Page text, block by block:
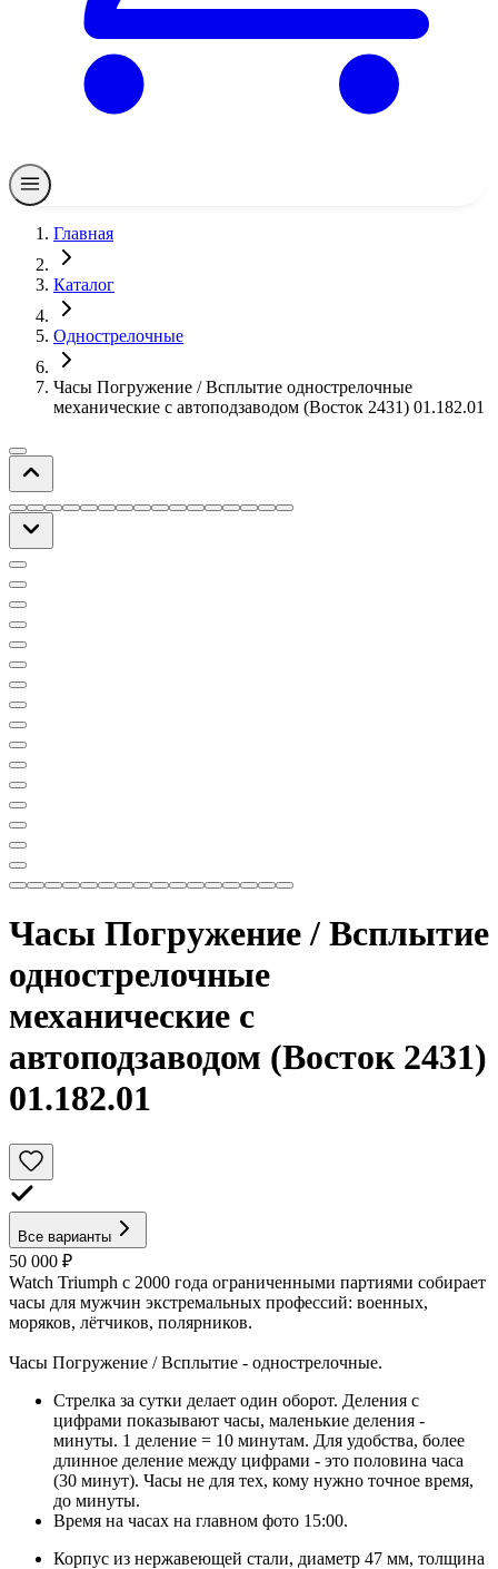
Главная
Каталог
Однострелочные
Часы Погружение / Всплытие однострелочные
механические с автоподзаводом (Восток 2431) 01.182.01
Часы Погружение / Всплытие
однострелочные
механические с
автоподзаводом (Восток 2431)
01.182.01
Все варианты
50 000 ₽
Watch Triumph с 2000 года ограниченными партиями собирает
часы для мужчин экстремальных профессий: военных,
моряков, лётчиков, полярников.
Часы Погружение / Всплытие - однострелочные.
Стрелка за сутки делает один оборот. Деления с
цифрами показывают часы, маленькие деления -
минуты. 1 деление = 10 минутам. Для удобства, более
длинное деление между цифрами - это половина часа
(30 минут). Часы не для тех, кому нужно точное время,
до минуты.
Время на часах на главном фото 15:00.
Корпус из нержавеющей стали, диаметр 47 мм, толщина